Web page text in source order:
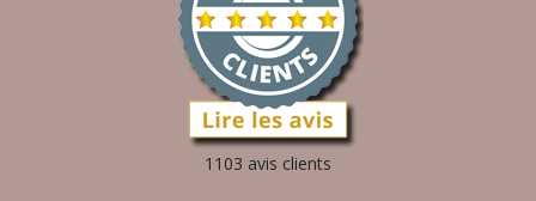
1103 avis clients